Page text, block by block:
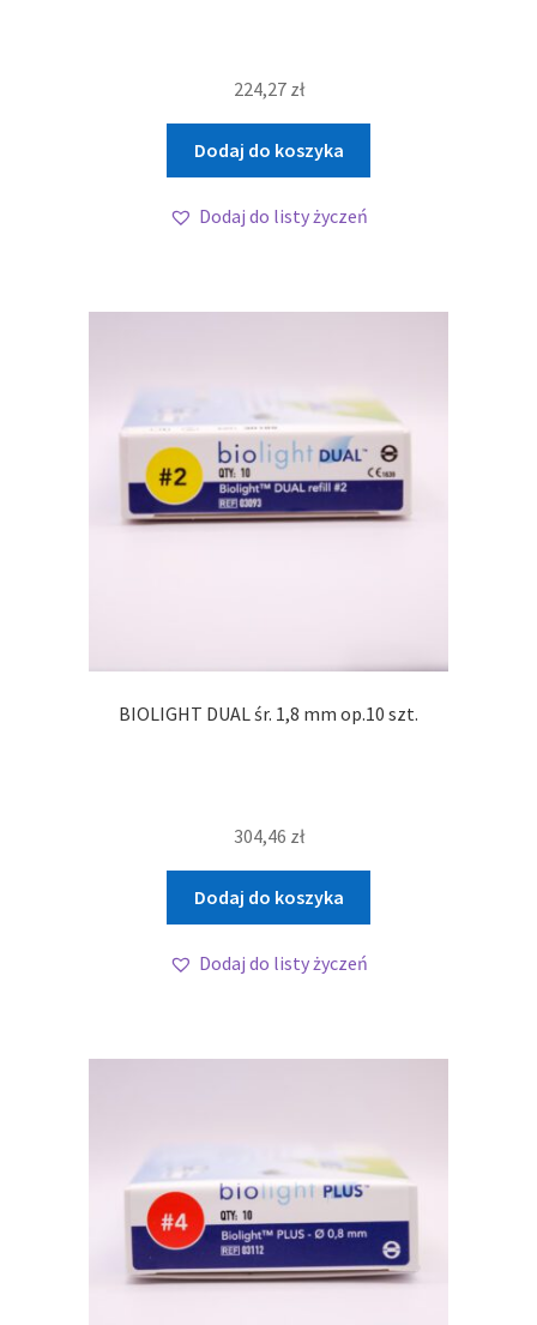
224,27 zł
Dodaj do koszyka
Dodaj do listy życzeń
BIOLIGHT DUAL śr. 1,8 mm op.10 szt.
304,46 zł
Dodaj do koszyka
Dodaj do listy życzeń